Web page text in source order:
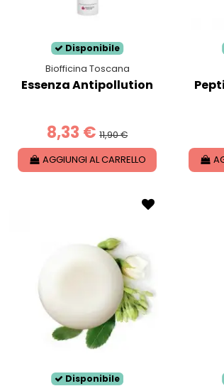
Disponibile
Biofficina Toscana
Essenza Antipollution
8,33 € 11,90 €
AGGIUNGI AL CARRELLO
Disponibile